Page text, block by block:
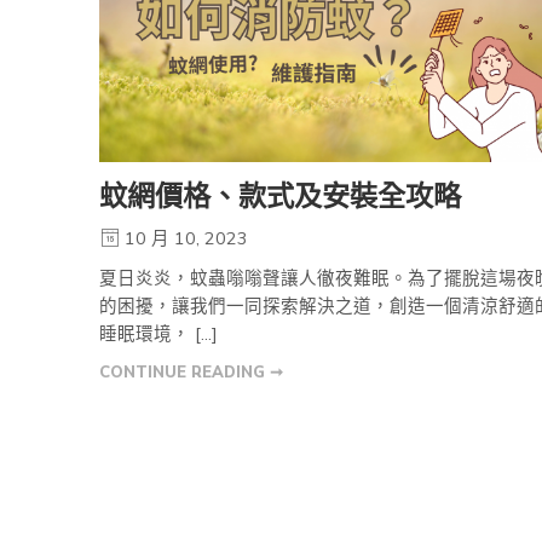
蚊網價格、款式及安裝全攻略
10 月 10, 2023
夏日炎炎，蚊蟲嗡嗡聲讓人徹夜難眠。為了擺脫這場夜
的困擾，讓我們一同探索解決之道，創造一個清涼舒適
睡眠環境， […]
CONTINUE READING ➞